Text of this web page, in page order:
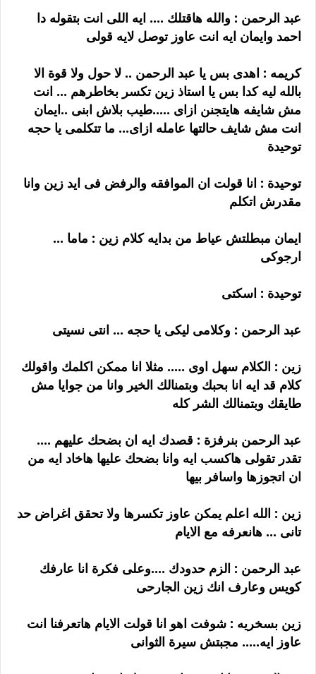
عبد الرحمن : والله هاقتلك .... ايه اللى انت بتقوله دا
احمد وايمان ايه انت عاوز توصل لايه قولى
كريمه : اهدى بس يا عبد الرحمن .. لا حول ولا قوة الا
بالله ليه كدا بس يا استاذ زين تكسر بخاطرهم ... انت
مش شايفه هايتجنن ازاى .....طيب بلاش ابنى ..ايمان
انت مش شايف حالتها عامله ازاى... ما تتكلمى يا حجه
توحيدة
توحيدة : انا قولت ان الموافقه والرفض فى ايد زين وانا
مقدرش اتكلم
ايمان مبطلتش عياط من بدايه كلام زين : ماما ...
ارجوكى
توحيدة : اسكتى
عبد الرحمن : وكلامى ليكى يا حجه ... انتى نسيتى
زين : الكلام سهل اوى ..... مثلا انا ممكن اكلمك واقولك
كلام قد ايه انا بحبك وبتمنالك الخير وانا من جوايا مش
طايقك وبتمنالك الشر كله
عبد الرحمن بنرفزة : قصدك ايه ان بضحك عليهم ....
تقدر تقولى هاكسب ايه وانا بضحك عليها هاخاد ايه من
ان اتجوزها واسافر بيها
زين : الله اعلم يمكن عاوز تكسرها ولا تحقق اغراض حد
تانى ... هانعرفه مع الايام
عبد الرحمن : الزم حدودك ....وعلى فكرة انا عارفك
كويس وعارف انك زين الجارحى
زين بسخريه : شوفت اهو انا قولت الايام هاتعرفنا انت
عاوز ايه..... مجبتش سيرة الثوانى